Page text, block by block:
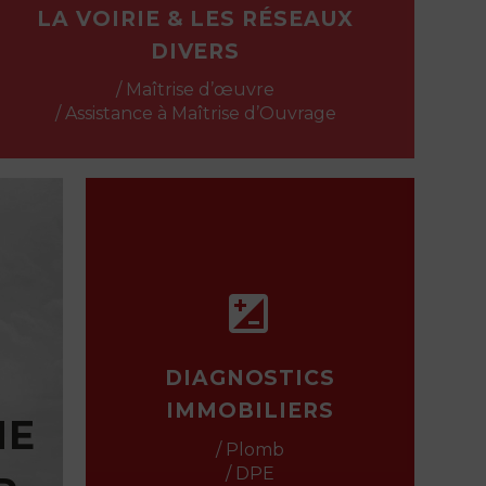
LA VOIRIE & LES RÉSEAUX
DIVERS
/ Maîtrise d’œuvre
/ Assistance à Maîtrise d’Ouvrage
le


DIAGNOSTICS
IMMOBILIERS
/ Plomb
/ DPE